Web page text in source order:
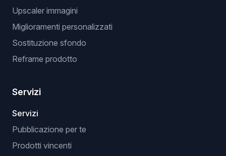
Upscaler immagini
Miglioramenti personalizzati
Sostituzione sfondo
Reframe prodotto
Servizi
Servizi
Pubblicazione per te
Prodotti vincenti